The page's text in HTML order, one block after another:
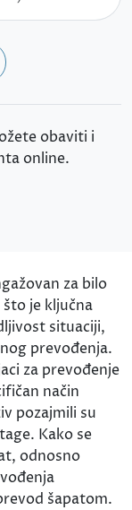
obaviti i
online.
za bilo
je ključna
situaciji,
prevođenja.
za prevođenje
način
pozajmili su
Kako se
odnosno
šapatom.